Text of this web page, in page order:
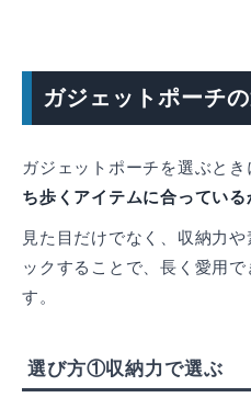
ガジェットポーチ
ガジェットポーチを選ぶとき
ち歩くアイテムに合っている
見た目だけでなく、収納力
ックすることで、長く愛用
す。
選び方①収納力で選ぶ